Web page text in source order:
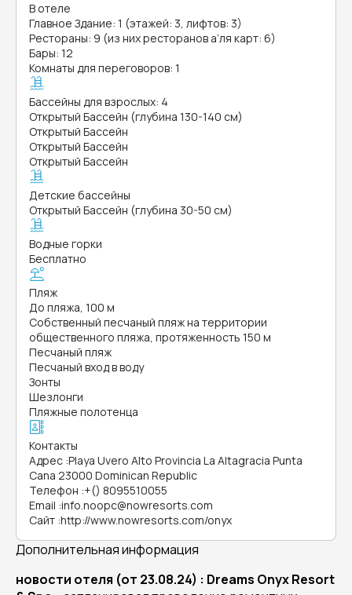
В отеле
Главное Здание: 1 (этажей: 3, лифтов: 3)
Рестораны: 9 (из них ресторанов а’ля карт: 6)
Бары: 12
Комнаты для переговоров: 1
Бассейны для взрослых: 4
Открытый Бассейн (глубина 130-140 см)
Открытый Бассейн
Открытый Бассейн
Открытый Бассейн
Детские бассейны
Открытый Бассейн (глубина 30-50 см)
Водные горки
Бесплатно
Пляж
До пляжа, 100 м
Собственный песчаный пляж на территории
общественного пляжа, протяженность 150 м
Песчаный пляж
Песчаный вход в воду
Зонты
Шезлонги
Пляжные полотенца
Контакты
Адрес :Playa Uvero Alto Provincia La Altagracia Punta
Cana 23000 Dominican Republic
Телефон :+() 8095510055
Email :info.noopc@nowresorts.com
Сайт :http://www.nowresorts.com/onyx
Дополнительная информация
новости отеля (от 23.08.24) : Dreams Onyx Resort